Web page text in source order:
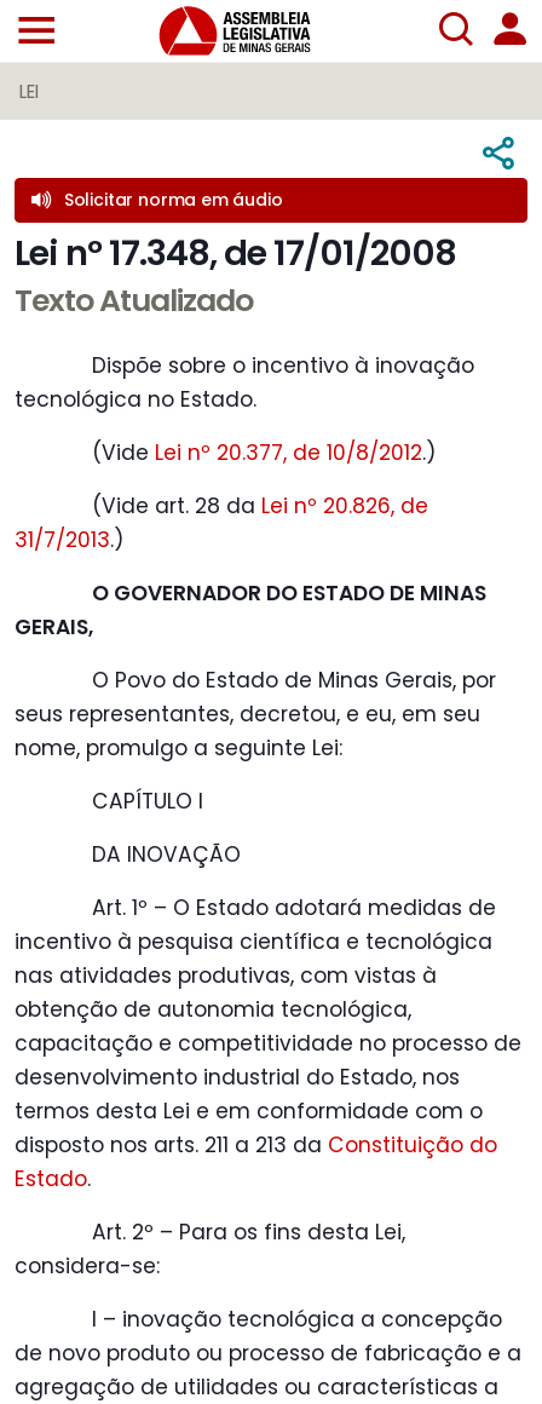
LEI
Lei nº 17.348, de 17/01/2008
Solicitar norma em áudio
Texto Atualizado
Dispõe sobre o incentivo à inovação
tecnológica no Estado.
(Vide Lei nº 20.377, de 10/8/2012.)
(Vide art. 28 da Lei nº 20.826, de
31/7/2013.)
O GOVERNADOR DO ESTADO DE MINAS
GERAIS,
O Povo do Estado de Minas Gerais, por
seus representantes, decretou, e eu, em seu
nome, promulgo a seguinte Lei:
CAPÍTULO I
DA INOVAÇÃO
Art. 1º – O Estado adotará medidas de
incentivo à pesquisa científica e tecnológica
nas atividades produtivas, com vistas à
obtenção de autonomia tecnológica,
capacitação e competitividade no processo de
desenvolvimento industrial do Estado, nos
termos desta Lei e em conformidade com o
disposto nos arts. 211 a 213 da Constituição do
Estado.
Art. 2º – Para os fins desta Lei,
considera-se:
I – inovação tecnológica a concepção
de novo produto ou processo de fabricação e a
agregação de utilidades ou características a